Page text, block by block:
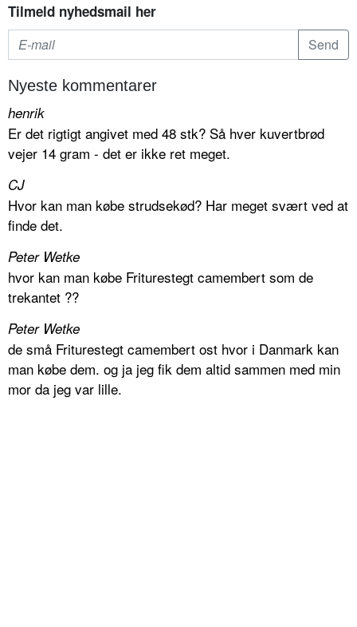
Tilmeld nyhedsmail her
Nyeste kommentarer
henrik
Er det rigtigt angivet med 48 stk? Så hver kuvertbrød
vejer 14 gram - det er ikke ret meget.
CJ
Hvor kan man købe strudsekød? Har meget svært ved at
finde det.
Peter Wetke
hvor kan man købe Friturestegt camembert som de
trekantet ??
Peter Wetke
de små Friturestegt camembert ost hvor i Danmark kan
man købe dem. og ja jeg fik dem altid sammen med min
mor da jeg var lille.